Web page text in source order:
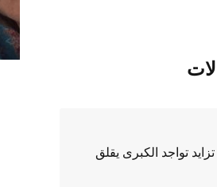
تواجد الكبرى يقلق